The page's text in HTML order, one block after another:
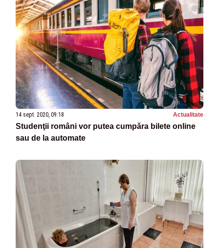
14 sept. 2020, 09:18 Actualitate
Studenţii români vor putea cumpăra bilete online
sau de la automate